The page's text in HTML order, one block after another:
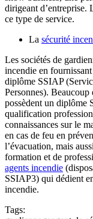
dirigeant d’entreprise.
ce type de service.
La sécurité
Les sociétés de
incendie en
diplôme SSIAP
Personnes).
possèdent un diplôme
qualification
connaissances sur le
en cas de feu en
l’évacuation, mais
formation et de
agents incendie
SSIAP3) qui dédient
incendie.
Tags: